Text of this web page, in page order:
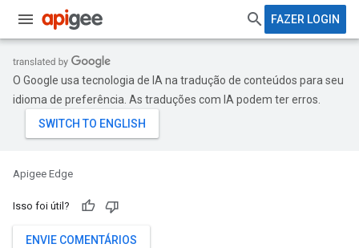
FAZER LOGIN
O Google usa tecnologia de IA na tradução de conteúdos para seu
idioma de preferência. As traduções com IA podem ter erros.
Apigee Edge
Isso foi útil?
ENVIE COMENTÁRIOS